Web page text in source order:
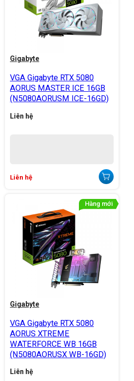
Gigabyte
VGA Gigabyte RTX 5080
AORUS MASTER ICE 16GB
(N5080AORUSM ICE-16GD)
Liên hệ
Liên hệ
Gigabyte
VGA Gigabyte RTX 5080
AORUS XTREME
WATERFORCE WB 16GB
(N5080AORUSX WB-16GD)
Liên hệ